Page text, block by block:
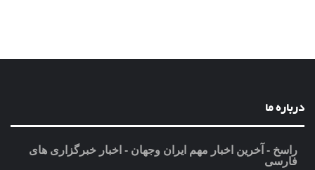
درباره ما
راسخ - آخرین اخبار مهم ایران وجهان - اخبار خبرگزاری های
فارسی